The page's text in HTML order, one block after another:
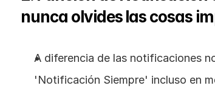
nunca olvides las cosas
A diferencia de las notificaciones
'Notificación Siempre' incluso en